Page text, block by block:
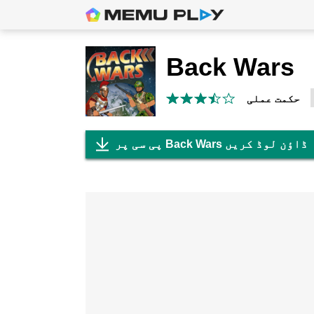
Back Wars
حکمت عملی
پی سی پر Back Wars ڈاؤن لوڈ کریں